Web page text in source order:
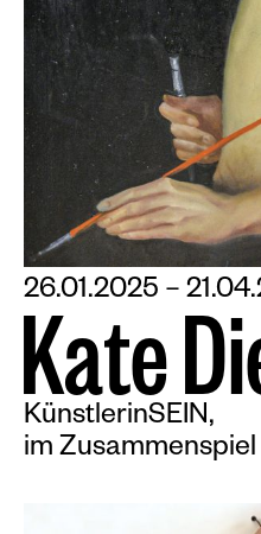
26.01.2025 –
KateDi
KünstlerinSEIN,
im